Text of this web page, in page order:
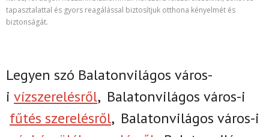
tapasztalattal és gyors reagálással biztosítjuk otthona kényelmét és
biztonságát.
Legyen szó Balatonvilágos város-
i vízszerelésről, Balatonvilágos város-i
fűtés szerelésről, Balatonvilágos város-i